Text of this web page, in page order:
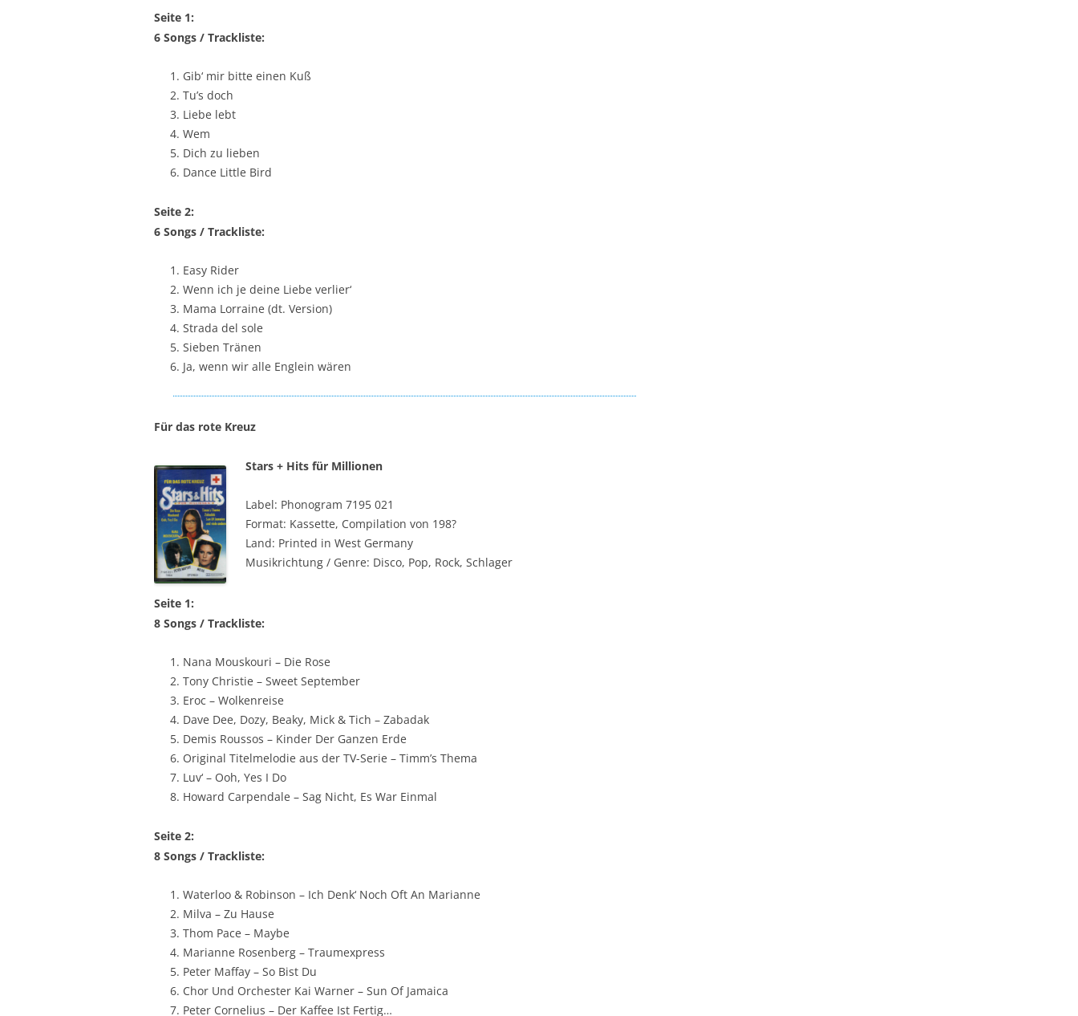
Seite 1:
6 Songs / Trackliste:
Gib‘ mir bitte einen Kuß
Tu’s doch
Liebe lebt
Wem
Dich zu lieben
Dance Little Bird
Seite 2:
6 Songs / Trackliste:
Easy Rider
Wenn ich je deine Liebe verlier‘
Mama Lorraine (dt. Version)
Strada del sole
Sieben Tränen
Ja, wenn wir alle Englein wären
Für das rote Kreuz
Stars + Hits für Millionen
Label: Phonogram 7195 021
Format: Kassette, Compilation von 198?
Land: Printed in West Germany
Musikrichtung / Genre: Disco, Pop, Rock, Schlager
Seite 1:
8 Songs / Trackliste:
Nana Mouskouri – Die Rose
Tony Christie – Sweet September
Eroc – Wolkenreise
Dave Dee, Dozy, Beaky, Mick & Tich – Zabadak
Demis Roussos – Kinder Der Ganzen Erde
Original Titelmelodie aus der TV-Serie – Timm’s Thema
Luv‘ – Ooh, Yes I Do
Howard Carpendale – Sag Nicht, Es War Einmal
Seite 2:
8 Songs / Trackliste:
Waterloo & Robinson – Ich Denk‘ Noch Oft An Marianne
Milva – Zu Hause
Thom Pace – Maybe
Marianne Rosenberg – Traumexpress
Peter Maffay – So Bist Du
Chor Und Orchester Kai Warner – Sun Of Jamaica
Peter Cornelius – Der Kaffee Ist Fertig…